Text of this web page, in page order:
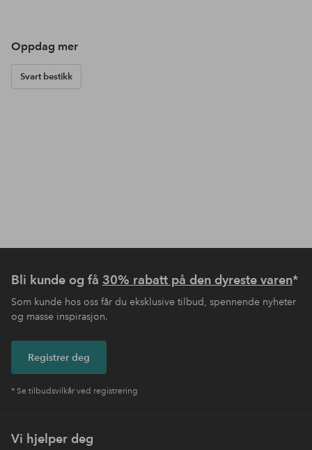
Oppdag mer
Svart bestikk
Bli kunde og få 30% rabatt på den dyreste varen*
Som kunde hos oss får du eksklusive tilbud, spennende nyheter
og masse inspirasjon.
Registrer deg
* Se tilbudsvilkår ved registrering
Vi hjelper deg